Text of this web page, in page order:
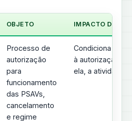
OBJETO IMPACTO
Processo de
autorização
para
funcionamento
das PSAVs,
cancelamento
e regime
Condiciona a
à autorização
ela, a atividade